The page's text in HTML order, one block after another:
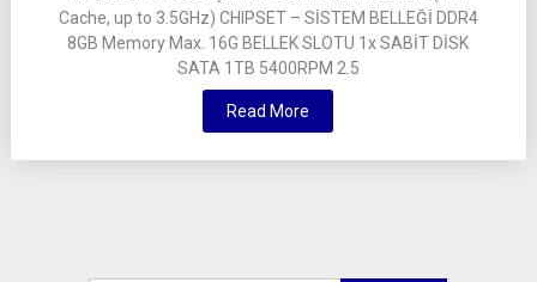
Cache, up to 3.5GHz) CHIPSET – SİSTEM BELLEĞİ DDR4
8GB Memory Max. 16G BELLEK SLOTU 1x SABİT DİSK
SATA 1TB 5400RPM 2.5
Read More